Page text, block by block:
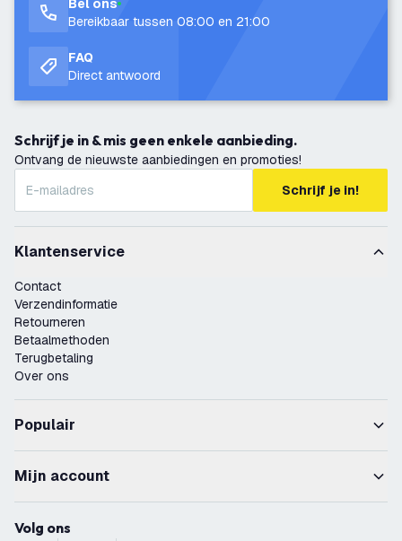
Bel ons
Bereikbaar tussen 08:00 en 21:00
FAQ
Direct antwoord
Schrijf je in & mis geen enkele aanbieding.
Ontvang de nieuwste aanbiedingen en promoties!
Schrijf je in!
Klantenservice
Contact
Verzendinformatie
Retourneren
Betaalmethoden
Terugbetaling
Over ons
Populair
Mijn account
Volg ons